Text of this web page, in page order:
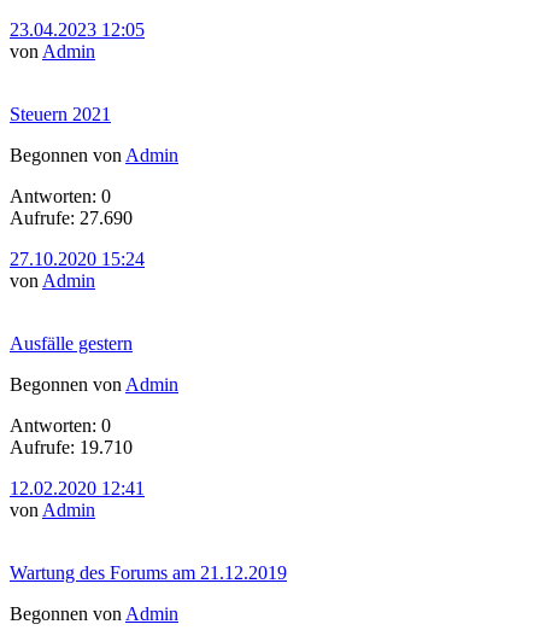
23.04.2023 12:05
von Admin
Steuern 2021
Begonnen von Admin
Antworten: 0
Aufrufe: 27.690
27.10.2020 15:24
von Admin
Ausfälle gestern
Begonnen von Admin
Antworten: 0
Aufrufe: 19.710
12.02.2020 12:41
von Admin
Wartung des Forums am 21.12.2019
Begonnen von Admin